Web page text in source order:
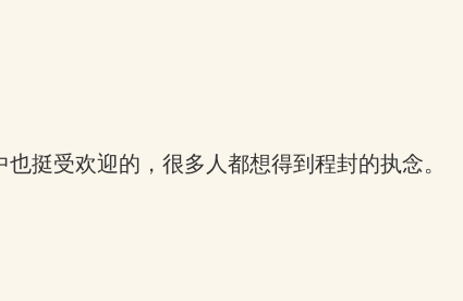
挺受欢迎的，很多人都想得到程封的执念。